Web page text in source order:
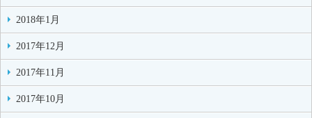
2018年1月
2017年12月
2017年11月
2017年10月